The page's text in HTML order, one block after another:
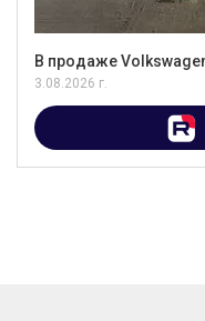
В продаже
3.08.2026 г.